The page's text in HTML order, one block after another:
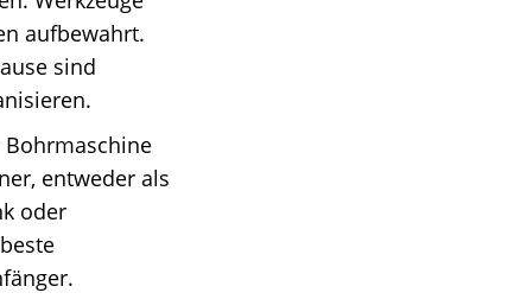
aufbewahrt.
sind
Bohrmaschine
entweder als
oder